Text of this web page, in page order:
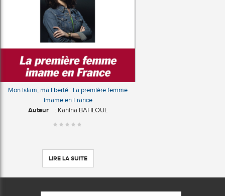
Mon islam, ma liberté : La première femme
imame en France
Auteur : Kahina BAHLOUL
LIRE LA SUITE